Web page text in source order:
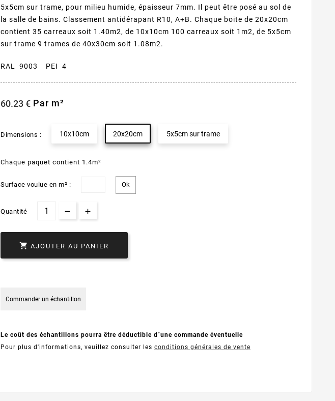
5x5cm sur trame, pour milieu humide, épaisseur 7mm. Il peut être posé au sol de
la salle de bains. Classement antidérapant R10, A+B. Chaque boite de 20x20cm
contient 35 carreaux soit 1.40m2, de 10x10cm 100 carreaux soit 1m2, de 5x5cm
sur trame 9 trames de 40x30cm soit 1.08m2.
RAL 9003 PEI 4
60.23 € Par m²
Dimensions : 10x10cm 20x20cm 5x5cm sur trame
Chaque paquet contient 1.4m²
Surface voulue en m² :
Quantité
 AJOUTER AU PANIER
Commander un échantillon
Le coût des échantillons pourra être déductible d´une commande éventuelle
Pour plus d'informations, veuillez consulter les conditions générales de vente